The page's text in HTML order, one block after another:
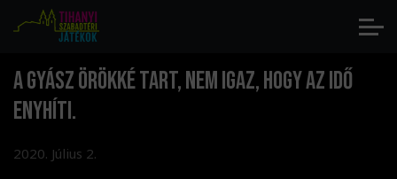
A gyász örökké tart, nem igaz, hogy az idő
enyhíti.
2020. Július 2.